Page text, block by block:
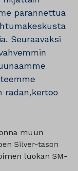
parannettua
Seuraavaksi
radan,kertoo
muun
Silver-tason
luokan SM-